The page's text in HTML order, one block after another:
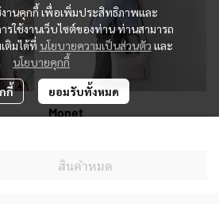
Monet
สินค้าหมด
งานคุกกี้ เพื่อเพิ่มประสิทธิภาพและ
ใช้งานเว็บไซต์ของท่าน ท่านสามารถ
ติมได้ที่ นโยบายความเป็นส่วนตัว และ
นโยบายคุกกี้
กี้ ยอมรับทั้งหมด